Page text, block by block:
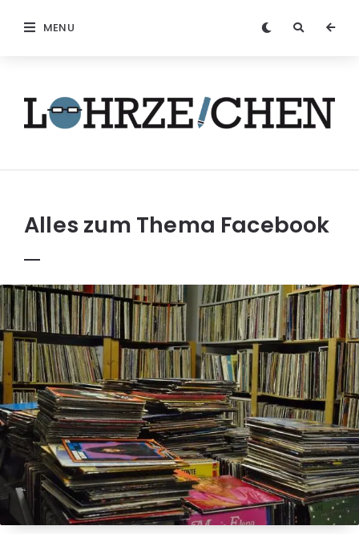
MENU
Alles zum Thema Facebook